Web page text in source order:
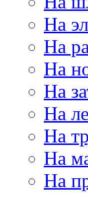
На
На
На
На
На
На
На
На